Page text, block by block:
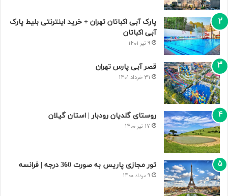
پارک آبی اکباتان تهران + خرید اینترنتی بلیط پارک
آبی اکباتان
9 تیر 1401
قصر آبی پارس تهران
31 خرداد 1401
روستای گلدیان رودبار | استان گیلان
17 تیر 1400
تور مجازی پاریس به صورت 360 درجه | فرانسه
9 مرداد 1400